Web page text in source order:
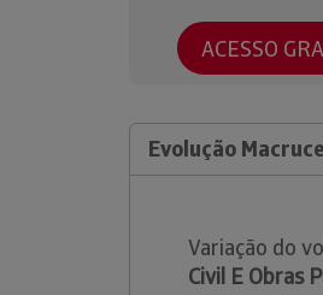
ACESSO
Evolução
Variação do
Civil E Obras